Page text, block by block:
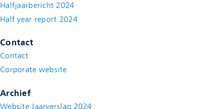
Halfjaarbericht 2024
Half year report 2024(new window)
Contact
Contact(new window)
Corporate website
Archief
Website Jaarverslag 2024